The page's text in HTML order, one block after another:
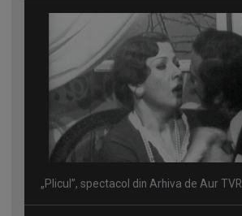
„Plicul”, spectacol din Arhiva de Aur TVR